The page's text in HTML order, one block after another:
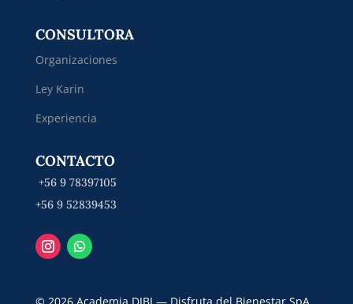
CONSULTORA
Organizaciones
Ley Karin
Experiencia
CONTACTO
+56 9 78397105
+56 9 52839453
© 2026 Academia DIBI — Disfruta del Bienestar SpA